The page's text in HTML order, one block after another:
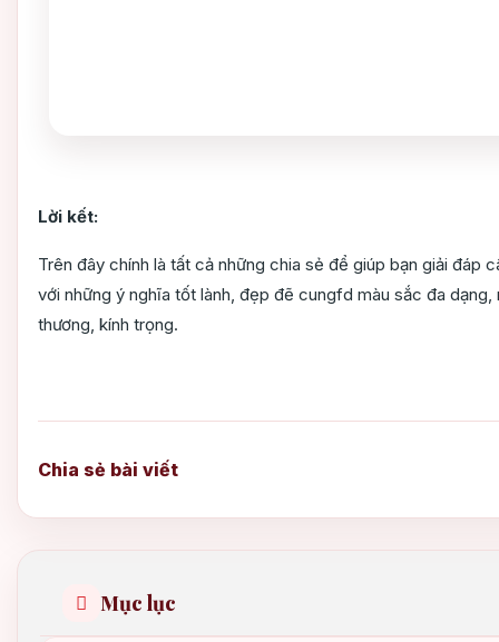
Lời kết:
Trên đây chính là tất cả những chia sẻ để giúp bạn giải đáp
với những ý nghĩa tốt lành, đẹp đẽ cungfd màu sắc đa
thương, kính trọng.
Chia sẻ bài viết
Mục lục